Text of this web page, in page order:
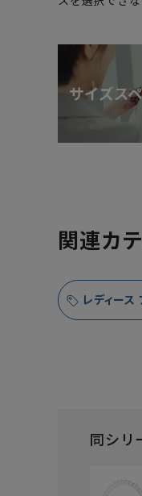
関連カ
レディース
同シリ